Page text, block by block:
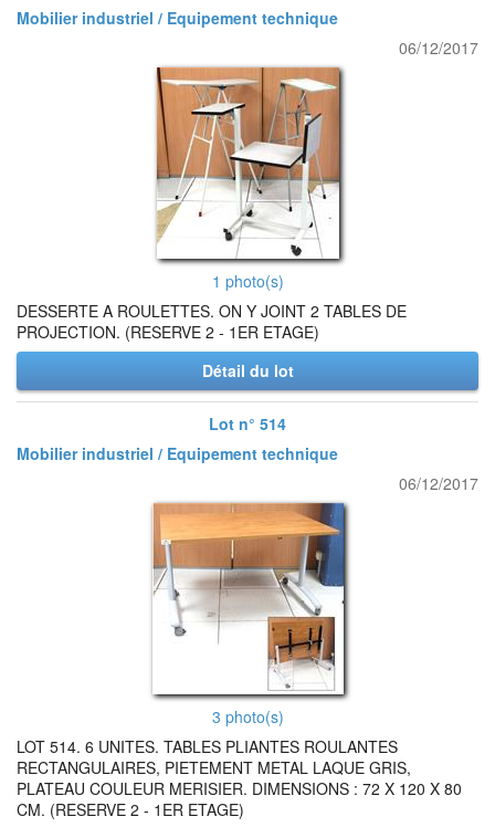
Mobilier industriel / Equipement technique
06/12/2017
1 photo(s)
DESSERTE A ROULETTES. ON Y JOINT 2 TABLES DE
PROJECTION. (RESERVE 2 - 1ER ETAGE)
Détail du lot
Lot n° 514
Mobilier industriel / Equipement technique
06/12/2017
3 photo(s)
LOT 514. 6 UNITES. TABLES PLIANTES ROULANTES
RECTANGULAIRES, PIETEMENT METAL LAQUE GRIS,
PLATEAU COULEUR MERISIER. DIMENSIONS : 72 X 120 X 80
CM. (RESERVE 2 - 1ER ETAGE)